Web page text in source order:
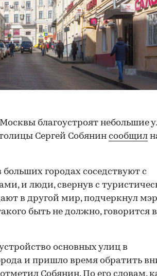
благоустроят небольшие
Сергей Собянин сообщил
городах соседствуют с
и люди, свернув с
в другой мир, подчеркнул
быть не должно, говорится в
основных улиц в
и пришло время обратить